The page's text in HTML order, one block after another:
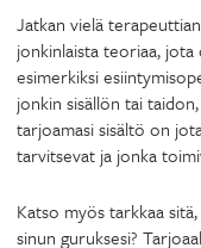
Jatkan vielä
jonkinlaista teoriaa,
esimerkiksi
jonkin sisällön tai
tarjoamasi sisältö on
tarvitsevat ja jonka
Katso myös tarkkaa
sinun guruksesi?